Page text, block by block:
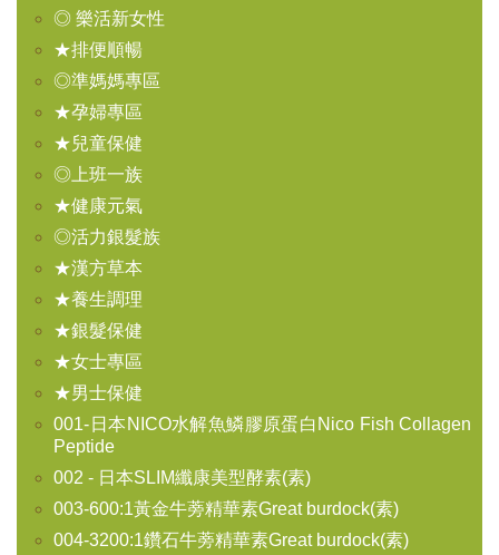
◎ 樂活新女性
★排便順暢
◎準媽媽專區
★孕婦專區
★兒童保健
◎上班一族
★健康元氣
◎活力銀髮族
★漢方草本
★養生調理
★銀髮保健
★女士專區
★男士保健
001-日本NICO水解魚鱗膠原蛋白Nico Fish Collagen
Peptide
002 - 日本SLIM纖康美型酵素(素)
003-600:1黃金牛蒡精華素Great burdock(素)
004-3200:1鑽石牛蒡精華素Great burdock(素)